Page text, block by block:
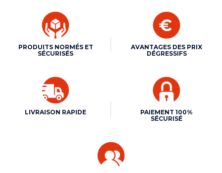
PRODUITS NORMÉS ET
SÉCURISÉS
AVANTAGES DES PRIX
DÉGRESSIFS
LIVRAISON RAPIDE
PAIEMENT 100%
SÉCURISÉ